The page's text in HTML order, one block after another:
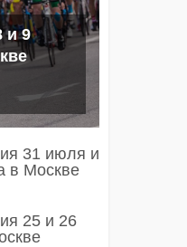
и 9
31 июля и
в Москве
25 и 26